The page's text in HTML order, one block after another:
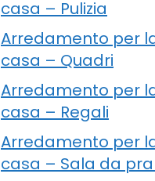
casa – Pulizia
Arredamento per
casa – Quadri
Arredamento per
casa – Regali
Arredamento per
casa – Sala da